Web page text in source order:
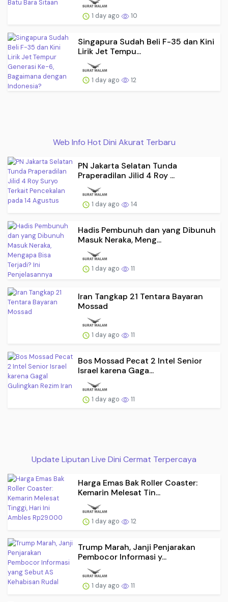
1 day ago 10
Singapura Sudah Beli F-35 dan Kini
Lirik Jet Tempu...
1 day ago 12
Web Info Hot Dini Akurat Terbaru
PN Jakarta Selatan Tunda
Praperadilan Jilid 4 Roy ...
1 day ago 14
Hadis Pembunuh dan yang Dibunuh
Masuk Neraka, Meng...
1 day ago 11
Iran Tangkap 21 Tentara Bayaran
Mossad
1 day ago 11
Bos Mossad Pecat 2 Intel Senior
Israel karena Gaga...
1 day ago 11
Update Liputan Live Dini Cermat Terpercaya
Harga Emas Bak Roller Coaster:
Kemarin Melesat Tin...
1 day ago 12
Trump Marah, Janji Penjarakan
Pembocor Informasi y...
1 day ago 11